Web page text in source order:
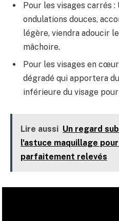
Pour les visages carrés
ondulations douces,
légère, viendra adoucir
mâchoire.
Pour les visages en
dégradé qui apportera
inférieure du visage
Lire aussi Un regard
l'astuce maquillage
parfaitement relevés